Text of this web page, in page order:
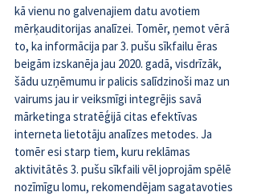
kā vienu no galvenajiem datu avotiem
mērķauditorijas analīzei. Tomēr, ņemot vērā
to, ka informācija par 3. pušu sīkfailu ēras
beigām izskanēja jau 2020. gadā, visdrīzāk,
šādu uzņēmumu ir palicis salīdzinoši maz un
vairums jau ir veiksmīgi integrējis savā
mārketinga stratēģijā citas efektīvas
interneta lietotāju analīzes metodes. Ja
tomēr esi starp tiem, kuru reklāmas
aktivitātēs 3. pušu sīkfaili vēl joprojām spēlē
nozīmīgu lomu, rekomendējam sagatavoties